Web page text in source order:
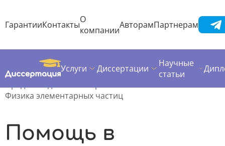
ГарантииКонтактыО
компанииАвторамПартнерам
Услуги Диссертации
Научные
статьи
ДиссертацияДипломная работа
Физика элементарных частиц
Помощь в